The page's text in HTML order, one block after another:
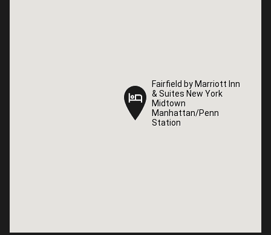
Fairfield by Marriott Inn
& Suites New York
Midtown
Manhattan/Penn
Station
Fairfield by Marriott Inn
& Suites New York
Midtown
Manhattan/Penn
Station